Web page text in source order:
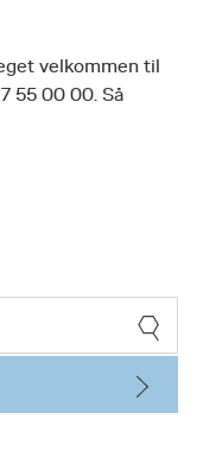
velkommen til
55 00 00. Så